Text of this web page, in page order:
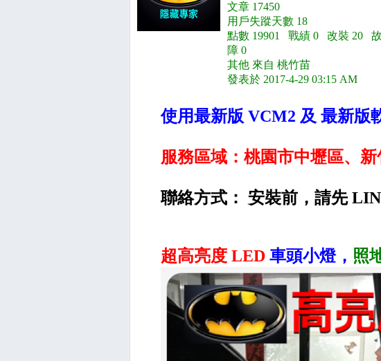
文章 17450
用戶失蹤天數 18
點數 19901 戰績 0 改裝 20 故
障 0
其他 來自 桃竹苗
發表於 2017-4-29 03:15 AM
使用最新版 VCM2 及 最新版
服務區域：桃園市中壢區、
聯絡方式： 安裝前，請先
超高亮度 LED 車頭小燈， 照